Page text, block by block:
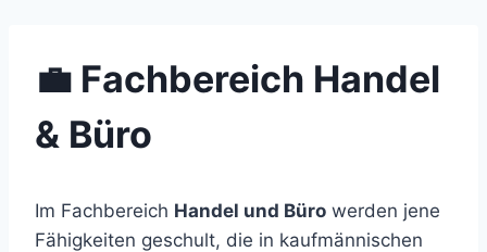
💼 Fachbereich Handel
& Büro
Im Fachbereich Handel und Büro werden jene
Fähigkeiten geschult, die in kaufmännischen